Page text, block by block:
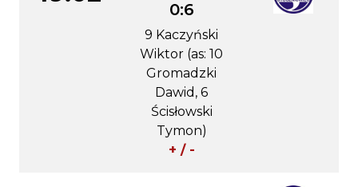
0:6
9 Kaczyński
Wiktor (as: 10
Gromadzki
Dawid, 6
Ścisłowski
Tymon)
+ / -